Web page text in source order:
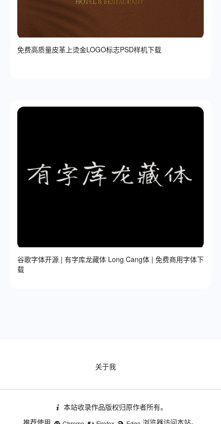
免费高质量皮革上烫金LOGO标志PSD样机下载
谷歌字体开源 | 有字库龙藏体 Long Cang体 | 免费商用字体下
载
关于我
本站收录作品版权归原作者所有。